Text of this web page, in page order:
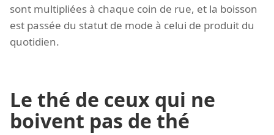
sont multipliées à chaque coin de rue, et la boisson
est passée du statut de mode à celui de produit du
quotidien.
Le thé de ceux qui ne
boivent pas de thé